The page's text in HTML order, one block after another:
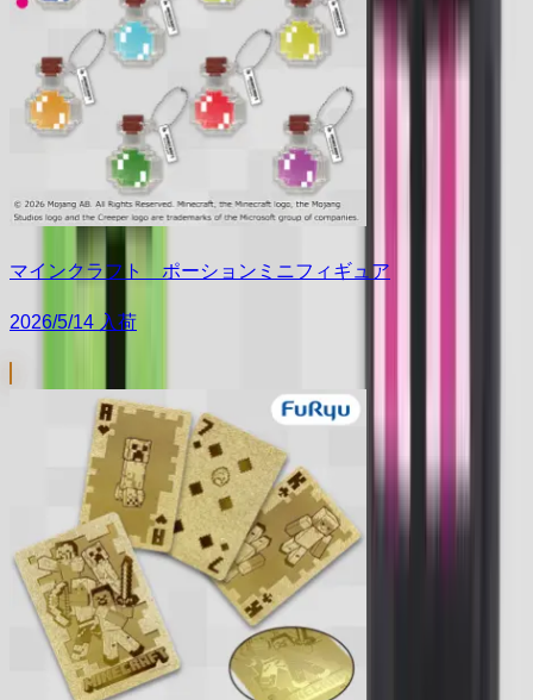
マインクラフト ポーションミニフィギュア
2026/5/14 入荷